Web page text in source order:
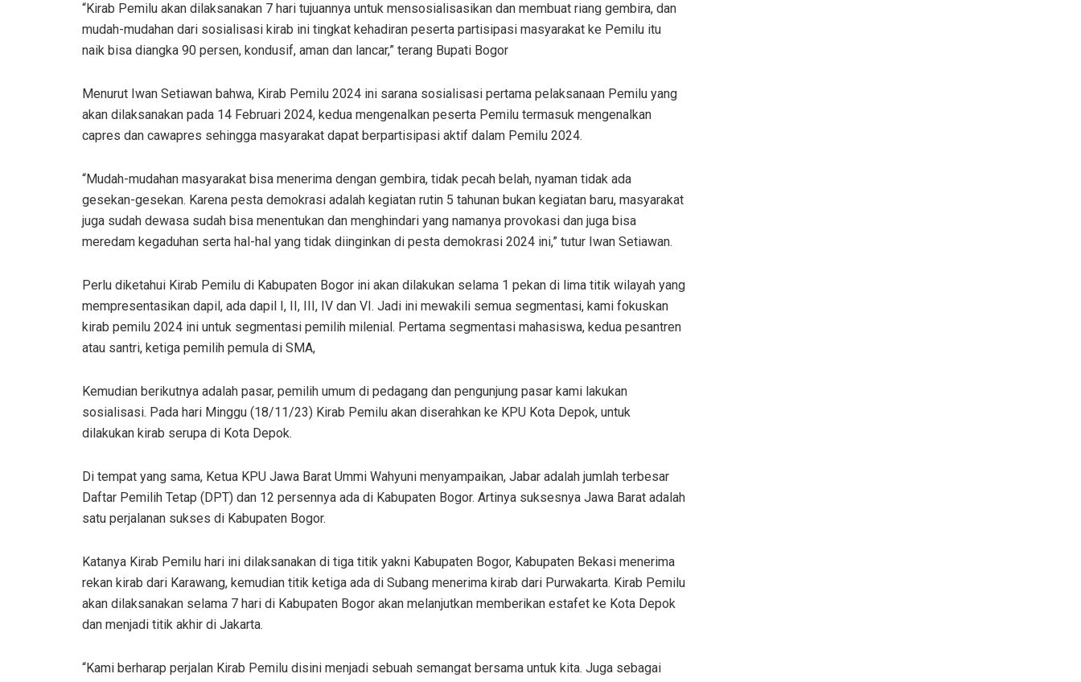
“Kirab Pemilu akan dilaksanakan 7 hari tujuannya untuk mensosialisasikan dan membuat riang gembira, dan
mudah-mudahan dari sosialisasi kirab ini tingkat kehadiran peserta partisipasi masyarakat ke Pemilu itu
naik bisa diangka 90 persen, kondusif, aman dan lancar,” terang Bupati Bogor
Menurut Iwan Setiawan bahwa, Kirab Pemilu 2024 ini sarana sosialisasi pertama pelaksanaan Pemilu yang
akan dilaksanakan pada 14 Februari 2024, kedua mengenalkan peserta Pemilu termasuk mengenalkan
capres dan cawapres sehingga masyarakat dapat berpartisipasi aktif dalam Pemilu 2024.
“Mudah-mudahan masyarakat bisa menerima dengan gembira, tidak pecah belah, nyaman tidak ada
gesekan-gesekan. Karena pesta demokrasi adalah kegiatan rutin 5 tahunan bukan kegiatan baru, masyarakat
juga sudah dewasa sudah bisa menentukan dan menghindari yang namanya provokasi dan juga bisa
meredam kegaduhan serta hal-hal yang tidak diinginkan di pesta demokrasi 2024 ini,” tutur Iwan Setiawan.
Perlu diketahui Kirab Pemilu di Kabupaten Bogor ini akan dilakukan selama 1 pekan di lima titik wilayah yang
mempresentasikan dapil, ada dapil I, II, III, IV dan VI. Jadi ini mewakili semua segmentasi, kami fokuskan
kirab pemilu 2024 ini untuk segmentasi pemilih milenial. Pertama segmentasi mahasiswa, kedua pesantren
atau santri, ketiga pemilih pemula di SMA,
Kemudian berikutnya adalah pasar, pemilih umum di pedagang dan pengunjung pasar kami lakukan
sosialisasi. Pada hari Minggu (18/11/23) Kirab Pemilu akan diserahkan ke KPU Kota Depok, untuk
dilakukan kirab serupa di Kota Depok.
Di tempat yang sama, Ketua KPU Jawa Barat Ummi Wahyuni menyampaikan, Jabar adalah jumlah terbesar
Daftar Pemilih Tetap (DPT) dan 12 persennya ada di Kabupaten Bogor. Artinya suksesnya Jawa Barat adalah
satu perjalanan sukses di Kabupaten Bogor.
Katanya Kirab Pemilu hari ini dilaksanakan di tiga titik yakni Kabupaten Bogor, Kabupaten Bekasi menerima
rekan kirab dari Karawang, kemudian titik ketiga ada di Subang menerima kirab dari Purwakarta. Kirab Pemilu
akan dilaksanakan selama 7 hari di Kabupaten Bogor akan melanjutkan memberikan estafet ke Kota Depok
dan menjadi titik akhir di Jakarta.
“Kami berharap perjalan Kirab Pemilu disini menjadi sebuah semangat bersama untuk kita. Juga sebagai